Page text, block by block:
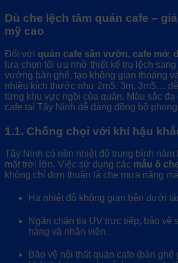
Dù che lệch tâm quán cafe –
mỹ cao
Đối với quán cafe sân vườn, cafe mở,
lựa chọn tối ưu nhờ thiết kế trụ lệch
vướng bàn ghế, tạo không gian thoáng
nhiều kích thước như 2m5, 3m, 3m5…
từng khu vực ngồi của quán. Màu sắc đa
cafe tại Tây Ninh dễ dàng đồng bộ
1.1. Chống chọi với khí hậu
Tây Ninh có nền nhiệt độ trung bình năm
mặt trời lớn. Việc sử dụng các mẫu ô
không chỉ đơn thuần là che mưa nắng
Hạ nhiệt độ không gian bên dưới
Ngăn chặn tia UV trực tiếp, bảo vệ
hàng và nhân viên.
Bảo vệ nội thất quán cafe (bàn ghế